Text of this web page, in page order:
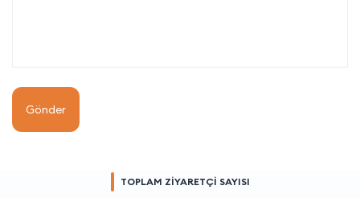
Gönder
TOPLAM ZİYARETÇİ SAYISI